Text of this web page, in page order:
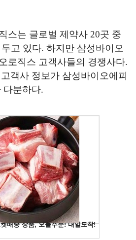
스는 글로벌 제약사 20곳 중
고 있다. 하지만 삼성바이오
로직스 고객사들의 경쟁사다.
객사 정보가 삼성바이오에피
다분하다.